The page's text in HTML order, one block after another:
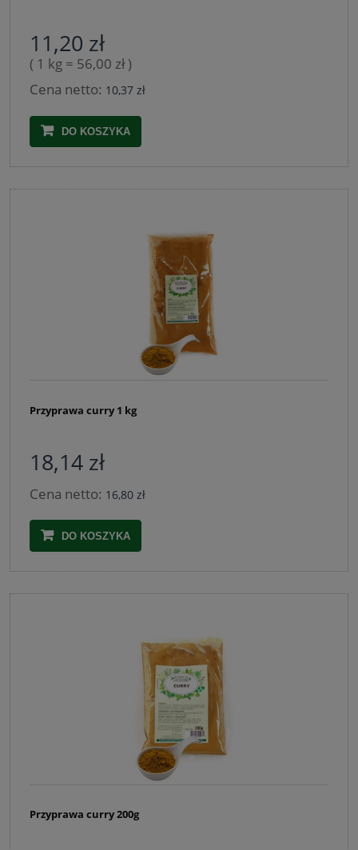
11,20 zł
( 1 kg = 56,00 zł )
Cena netto: 10,37 zł
DO KOSZYKA
Przyprawa curry 1 kg
18,14 zł
Cena netto: 16,80 zł
DO KOSZYKA
Przyprawa curry 200g